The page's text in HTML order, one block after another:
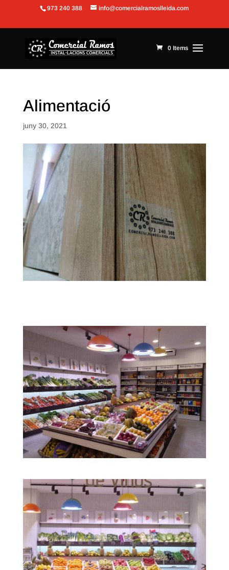
Obre la barra d'eines
973 240 388 info@comercialramoslleida.com
0 Items
Alimentació
juny 30, 2021